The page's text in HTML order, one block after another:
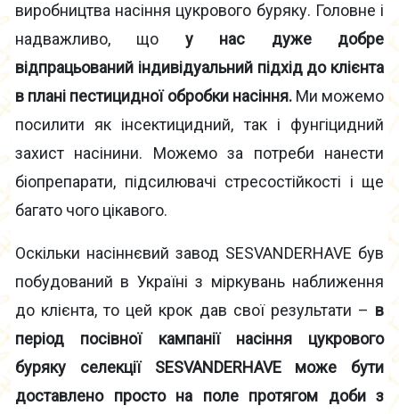
виробництва насіння цукрового буряку. Головне і
надважливо, що у нас дуже добре
відпрацьований індивідуальний підхід до клієнта
в плані пестицидної обробки насіння.Ми можемо
посилити як інсектицидний, так і фунгіцидний
захист насінини. Можемо за потреби нанести
біопрепарати, підсилювачі стресостійкості і ще
багато чого цікавого.
Оскільки насіннєвий завод SESVANDERHAVE був
побудований в Україні з міркувань наближення
до клієнта, то цей крок дав свої результати – в
період посівної кампанії насіння цукрового
буряку селекції SESVANDERHAVE може бути
доставлено просто на поле протягом доби з